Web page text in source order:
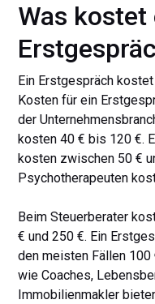
Was kostet
Ein Erstgespräch
Kosten für ein
der
kosten 40 € bis 120 €.
kosten zwischen 50 €
Psychotherapeuten
Beim Steuerberater
€ und 250 €. Ein
den meisten Fällen
wie Coaches,
Immobilienmakler